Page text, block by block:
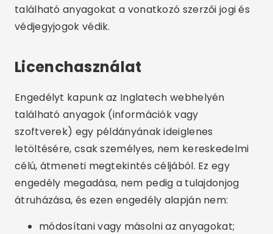
található anyagokat a vonatkozó szerzői jogi és
védjegyjogok védik.
Licenchasználat
Engedélyt kapunk az Inglatech webhelyén
található anyagok (információk vagy
szoftverek) egy példányának ideiglenes
letöltésére, csak személyes, nem kereskedelmi
célú, átmeneti megtekintés céljából. Ez egy
engedély megadása, nem pedig a tulajdonjog
átruházása, és ezen engedély alapján nem:
módosítani vagy másolni az anyagokat;